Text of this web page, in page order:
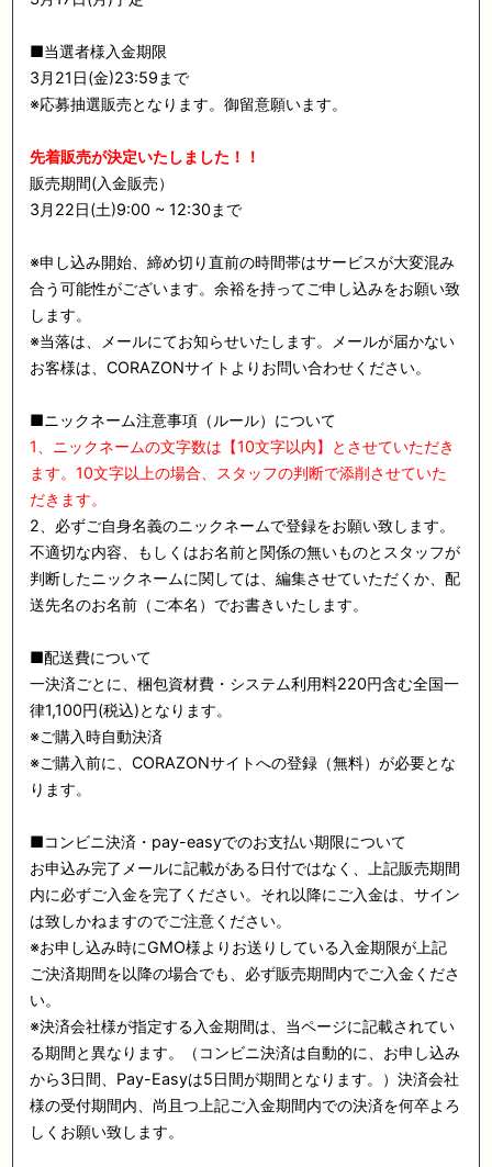
■当選者様入金期限
3月21日(金)23:59まで
※応募抽選販売となります。御留意願います。
先着販売が決定いたしました！！
販売期間(入金販売）
3月22日(土)9:00 ~ 12:30まで
※申し込み開始、締め切り直前の時間帯はサービスが大変混み
合う可能性がございます。余裕を持ってご申し込みをお願い致
します。
※当落は、メールにてお知らせいたします。メールが届かない
お客様は、CORAZONサイトよりお問い合わせください。
■ニックネーム注意事項（ルール）について
1、ニックネームの文字数は【10文字以内】とさせていただき
ます。10文字以上の場合、スタッフの判断で添削させていた
だきます。
2、必ずご自身名義のニックネームで登録をお願い致します。
不適切な内容、もしくはお名前と関係の無いものとスタッフが
判断したニックネームに関しては、編集させていただくか、配
送先名のお名前（ご本名）でお書きいたします。
■配送費について
一決済ごとに、梱包資材費・システム利用料220円含む全国一
律1,100円(税込)となります。
※ご購入時自動決済
※ご購入前に、CORAZONサイトへの登録（無料）が必要とな
ります。
■コンビニ決済・pay-easyでのお支払い期限について
お申込み完了メールに記載がある日付ではなく、上記販売期間
内に必ずご入金を完了ください。それ以降にご入金は、サイン
は致しかねますのでご注意ください。
※お申し込み時にGMO様よりお送りしている入金期限が上記
ご決済期間を以降の場合でも、必ず販売期間内でご入金くださ
い。
※決済会社様が指定する入金期間は、当ページに記載されてい
る期間と異なります。（コンビニ決済は自動的に、お申し込み
から3日間、Pay-Easyは5日間が期間となります。）決済会社
様の受付期間内、尚且つ上記ご入金期間内での決済を何卒よろ
しくお願い致します。